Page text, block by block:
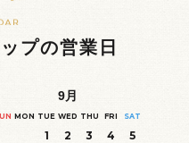
プの営業日
9月
MON TUE WED THU FRI SAT
1 2 3 4
5